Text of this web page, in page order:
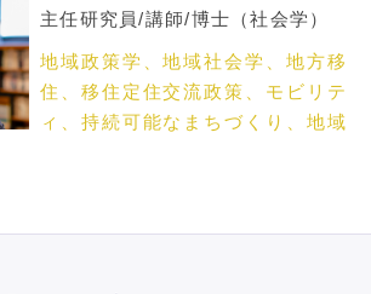
主任研究員/講師/博士（社会学）
地域政策学、地域社会学、地方移
住、移住定住交流政策、モビリテ
ィ、持続可能なまちづくり、地域